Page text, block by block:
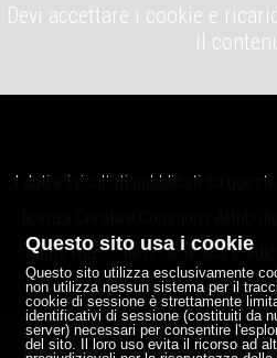
Questo sito usa i cookie
Questo sito utilizza esclusivamente
non utilizza nessun sistema per il
cookie di sessione è strettamente
identificativi di sessione (costituiti da
server) necessari per consentire
del sito. Il loro uso evita il ricorso ad
Devi accettare i cookie e
il
I dati e i risultati pubblicati su
Istituto Nazionale di Geofisica e
Osservatorio